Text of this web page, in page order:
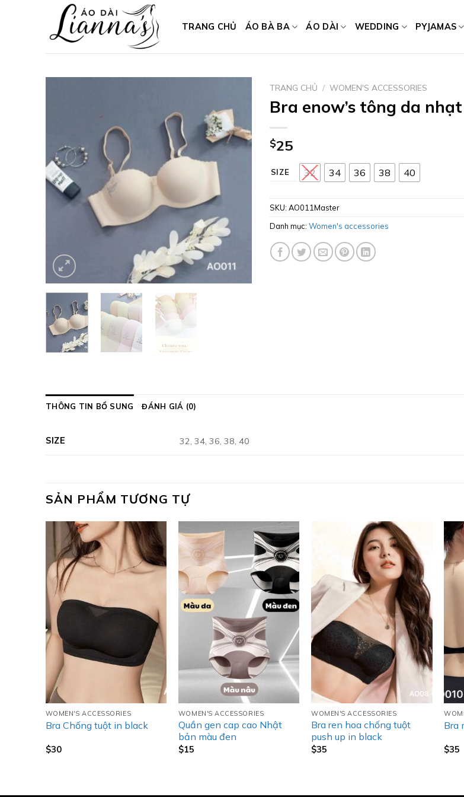
TRANG CHỦ ÁO BÀ BA ÁO DÀI WEDDING PYJAMAS
TRANG CHỦ / WOMEN'S ACCESSORIES
Bra enow’s tông da nhạt
$25
SIZE 32 34 36 38 40
SKU: AO011Master
Danh mục: Women's accessories
THÔNG TIN BỔ SUNG ĐÁNH GIÁ (0)
SIZE 32, 34, 36, 38, 40
SẢN PHẨM TƯƠNG TỰ
WOMEN'S ACCESSORIES
Bra Chống tuột in black
$30
WOMEN'S ACCESSORIES
Quần gen cap cao Nhật
bản màu đen
$15
WOMEN'S ACCESSORIES
Bra ren hoa chống tuột
push up in black
$35
Bra
$35